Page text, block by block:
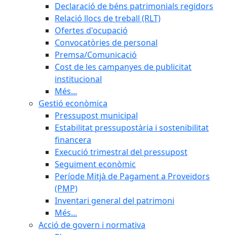
Declaració de béns patrimonials regidors
Relació llocs de treball (RLT)
Ofertes d'ocupació
Convocatòries de personal
Premsa/Comunicació
Cost de les campanyes de publicitat
institucional
Més...
Gestió econòmica
Pressupost municipal
Estabilitat pressupostària i sostenibilitat
financera
Execució trimestral del pressupost
Seguiment econòmic
Període Mitjà de Pagament a Proveïdors
(PMP)
Inventari general del patrimoni
Més...
Acció de govern i normativa